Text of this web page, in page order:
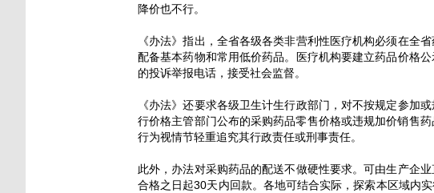
降价也不行。
《办法》指出，全省各级各类非营利性医疗机构必须在全
配备基本药物和常用低价药品。医疗机构要建立药品价格
的投诉举报电话，接受社会监督。
《办法》还要求各级卫生计生行政部门，对不按规定参加
行价格主管部门公布的采购药品零售价格或违规加价销售
行为视情节轻重追究其行政责任或刑事责任。
此外，办法对采购药品的配送不做硬性要求。可由生产企
合格之日起30天内回款。各地可结合实际，探索本区域内